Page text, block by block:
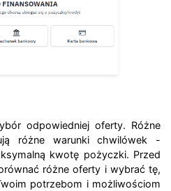
odpowiedniej oferty. Różne
różne warunki chwilówek -
kwotę pożyczki. Przed
różne oferty i wybrać tę,
potrzebom i możliwościom